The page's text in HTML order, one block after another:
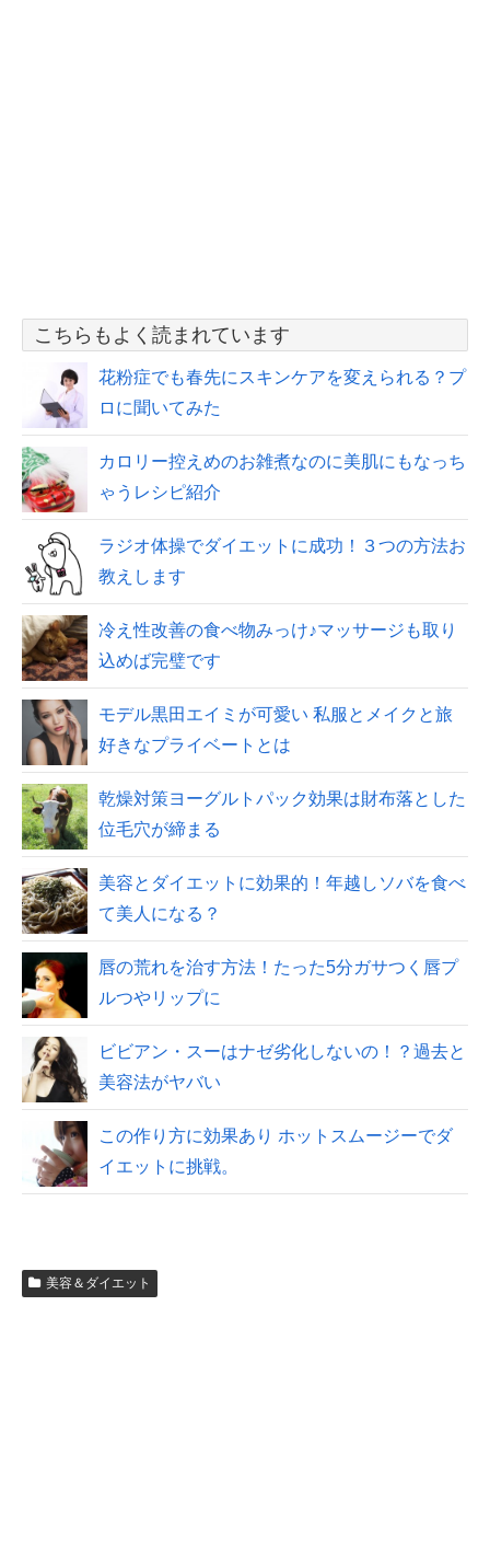
こちらもよく読まれています
花粉症でも春先にスキンケアを変えられる？プ
ロに聞いてみた
カロリー控えめのお雑煮なのに美肌にもなっち
ゃうレシピ紹介
ラジオ体操でダイエットに成功！３つの方法お
教えします
冷え性改善の食べ物みっけ♪マッサージも取り
込めば完璧です
モデル黒田エイミが可愛い 私服とメイクと旅
好きなプライベートとは
乾燥対策ヨーグルトパック効果は財布落とした
位毛穴が締まる
美容とダイエットに効果的！年越しソバを食べ
て美人になる？
唇の荒れを治す方法！たった5分ガサつく唇プ
ルつやリップに
ビビアン・スーはナゼ劣化しないの！？過去と
美容法がヤバい
この作り方に効果あり ホットスムージーでダ
イエットに挑戦。
美容＆ダイエット